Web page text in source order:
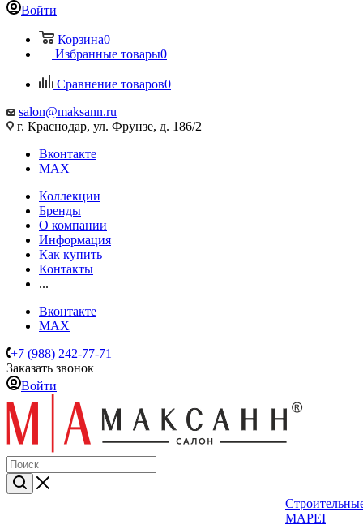
Войти
Корзина0
Избранные товары0
Сравнение товаров0
salon@maksann.ru
г. Краснодар, ул. Фрунзе, д. 186/2
Вконтакте
MAX
Коллекции
Бренды
О компании
Информация
Как купить
Контакты
...
Вконтакте
MAX
+7 (988) 242-77-71
Заказать звонок
Войти
MAPEI